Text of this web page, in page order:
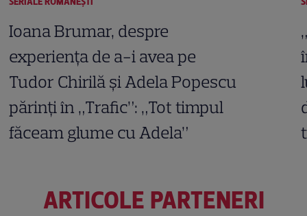
Ioana Brumar, despre
experiența de a-i avea pe
Tudor Chirilă și Adela Popescu
părinți în „Trafic”: „Tot timpul
făceam glume cu Adela”
ARTICOLE PARTENERI